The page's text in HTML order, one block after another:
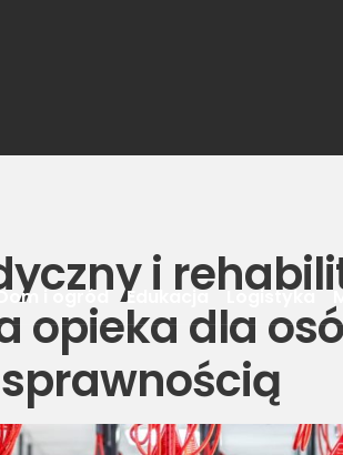
i ogród Edukacja Logistyka
i
opieka dla